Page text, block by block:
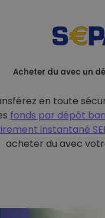
Acheter du avec un
en toute
fonds par dépôt
instantané
acheter du avec